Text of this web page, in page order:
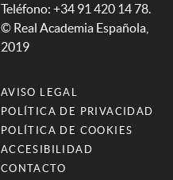
Teléfono: +34 91 420 14 78.
© Real Academia Española,
2019
AVISO LEGAL
POLÍTICA DE PRIVACIDAD
POLÍTICA DE COOKIES
ACCESIBILIDAD
CONTACTO